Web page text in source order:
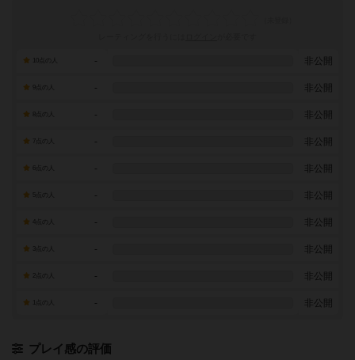
- 非公開
- 非公開
- 非公開
7点の人 - 非公開
- 非公開
- 非公開
- 非公開
- 非公開
- 非公開
- 非公開
プレイ感の評価